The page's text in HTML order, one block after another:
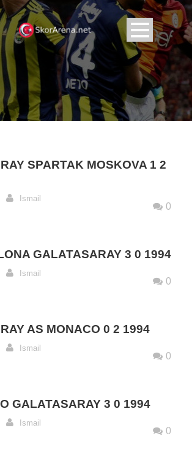
SPARTAK MOSKOVA 1 2
Ismail
0
GALATASARAY 3 0 1994
Ismail
0
AS MONACO 0 2 1994
Ismail
0
GALATASARAY 3 0 1994
Ismail
0